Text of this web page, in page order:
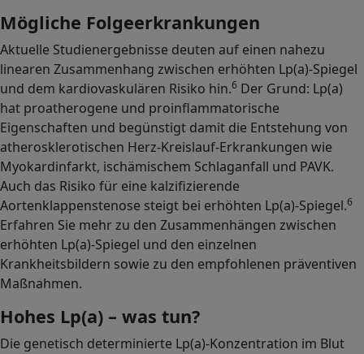
Mögliche Folgeerkrankungen
Aktuelle Studienergebnisse deuten auf einen nahezu
linearen Zusammenhang zwischen erhöhten Lp(a)-Spiegel
und dem kardiovaskulären Risiko hin.6 Der Grund: Lp(a)
hat proatherogene und proinflammatorische
Eigenschaften und begünstigt damit die Entstehung von
atherosklerotischen Herz-Kreislauf-Erkrankungen wie
Myokardinfarkt, ischämischem Schlaganfall und PAVK.
Auch das Risiko für eine kalzifizierende
Aortenklappenstenose steigt bei erhöhten Lp(a)-Spiegel.6
Erfahren Sie mehr zu den Zusammenhängen zwischen
erhöhten Lp(a)-Spiegel und den einzelnen
Krankheitsbildern sowie zu den empfohlenen präventiven
Maßnahmen.
Hohes Lp(a) – was tun?
Die genetisch determinierte Lp(a)-Konzentration im Blut